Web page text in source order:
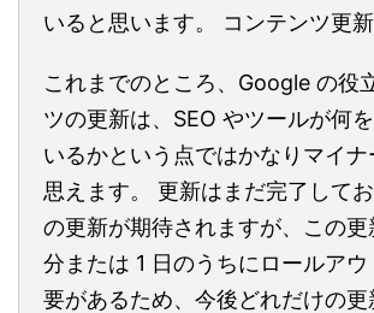
いると思います。 コンテンツ更新
これまでのところ、Google の役
ツの更新は、SEO やツールが何
いるかという点ではかなりマイナ
思えます。 更新はまだ完了して
の更新が期待されますが、この更
分または 1 日のうちにロールア
要があるため、今後どれだけの